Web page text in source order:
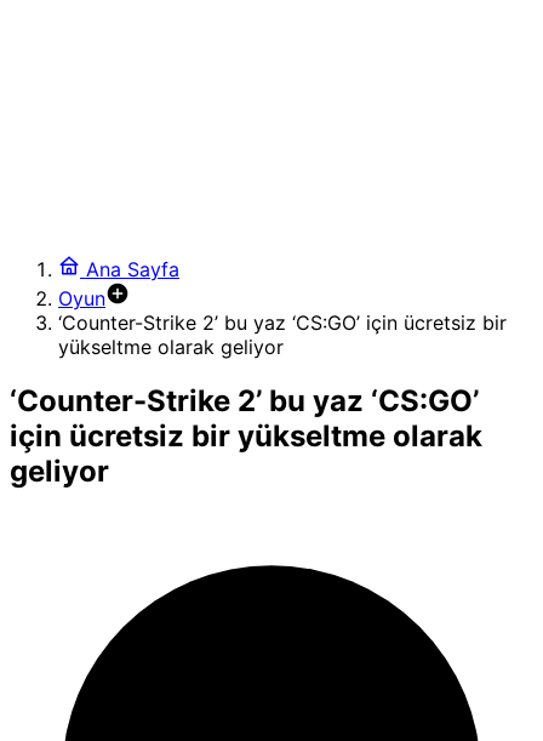
2:00
WhatsApp Gelen Kutusunda Devrim: Kurumsal İletişim
İçin “Fırsatlar ve Güncellemeler” Klasörü
18:52
Navigasyonun Ötesinde: ‘Ask Maps’ ile Doğrudan Sipariş
ve Rezervasyon Kolaylığı
Ana Sayfa
Oyun
‘Counter-Strike 2’ bu yaz ‘CS:GO’ için ücretsiz bir
yükseltme olarak geliyor
‘Counter-Strike 2’ bu yaz ‘CS:GO’
için ücretsiz bir yükseltme olarak
geliyor